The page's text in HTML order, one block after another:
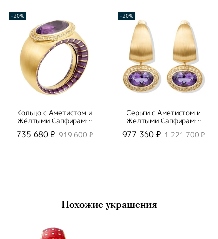
-20%
Кольцо с Аметистом и
Жёлтыми Сапфирами,
Эмаль, R0178-61/2
735 680 ₽ 919 600 ₽
-20%
Серьги с Аметистом и
Желтыми Сапфирами,
Эмаль, E0178-61/2
977 360 ₽ 1 221 700 ₽
Похожие украшения